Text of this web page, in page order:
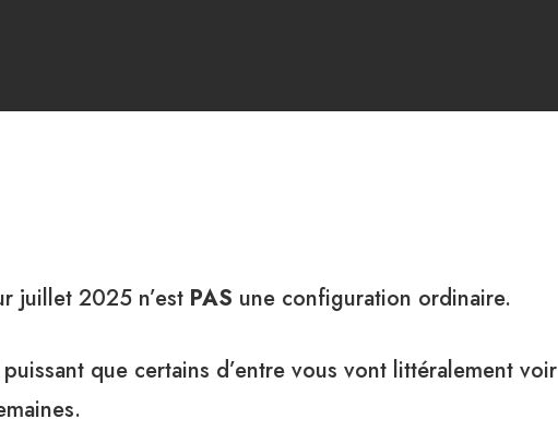
juillet 2025 n’est PAS une configuration ordinaire.
que certains d’entre vous vont littéralement voir